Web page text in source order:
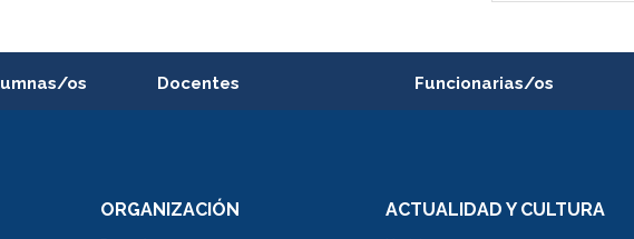
os
notas
Docentes
Perfeccionamiento
Funcionarias/os
Portal de movilidad interna
ORGANIZACIÓN ACTUALIDAD Y CULTURA